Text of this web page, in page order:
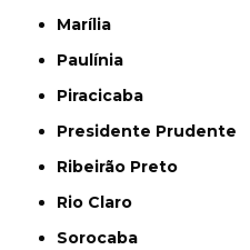
Marília
Paulínia
Piracicaba
Presidente Prudente
Ribeirão Preto
Rio Claro
Sorocaba